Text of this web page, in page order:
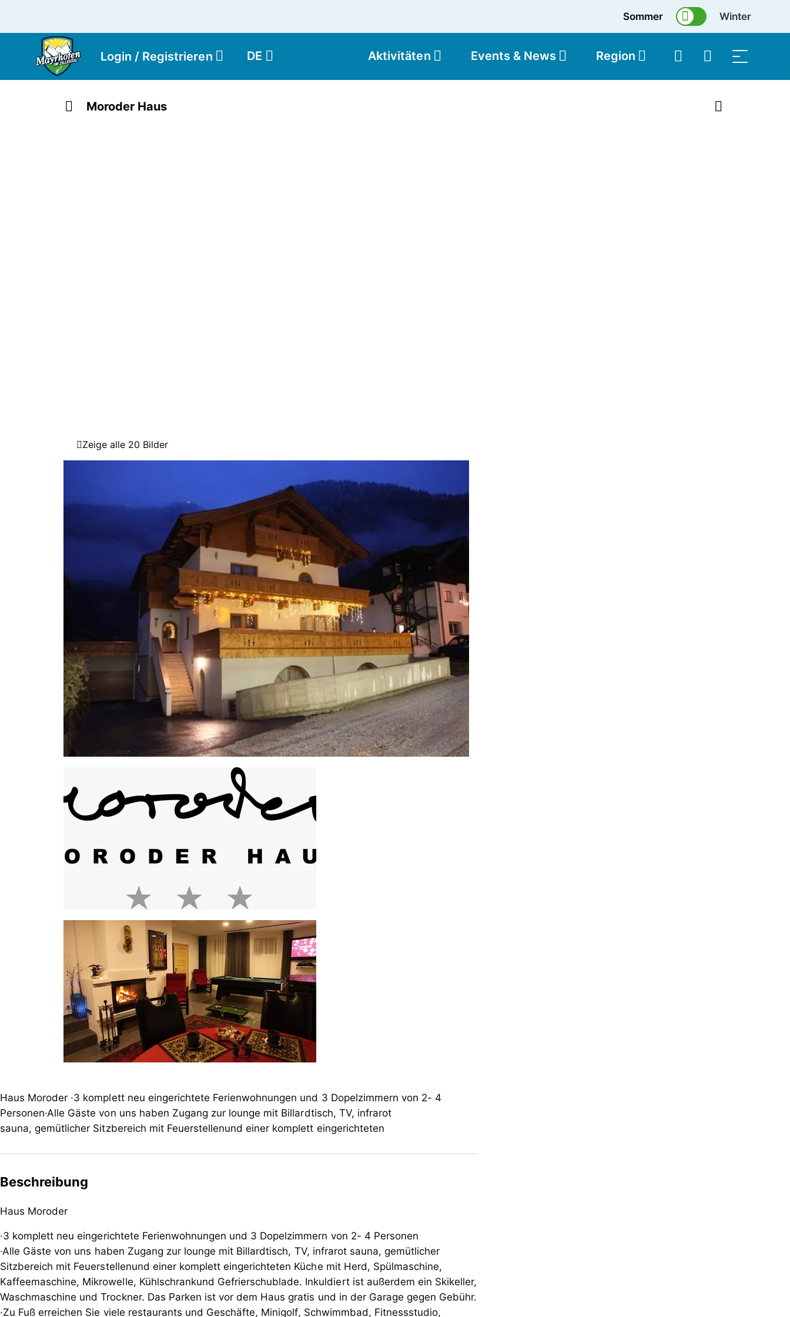
Sommer Winter
Login / Registrieren DE Aktivitäten Events & News Region
Moroder Haus
Zeige alle 20 Bilder
Haus Moroder ·3 komplett neu eingerichtete Ferienwohnungen und 3 Dopelzimmern von 2- 4
Personen·Alle Gäste von uns haben Zugang zur lounge mit Billardtisch, TV, infrarot
sauna, gemütlicher Sitzbereich mit Feuerstellenund einer komplett eingerichteten
Beschreibung
Haus Moroder
·3 komplett neu eingerichtete Ferienwohnungen und 3 Dopelzimmern von 2- 4 Personen
·Alle Gäste von uns haben Zugang zur lounge mit Billardtisch, TV, infrarot sauna, gemütlicher
Sitzbereich mit Feuerstellenund einer komplett eingerichteten Küche mit Herd, Spülmaschine,
Kaffeemaschine, Mikrowelle, Kühlschrankund Gefrierschublade. Inkuldiert ist außerdem ein Skikeller,
Waschmaschine und Trockner. Das Parken ist vor dem Haus gratis und in der Garage gegen Gebühr.
·Zu Fuß erreichen Sie viele restaurants und Geschäfte, Minigolf, Schwimmbad, Fitnessstudio,